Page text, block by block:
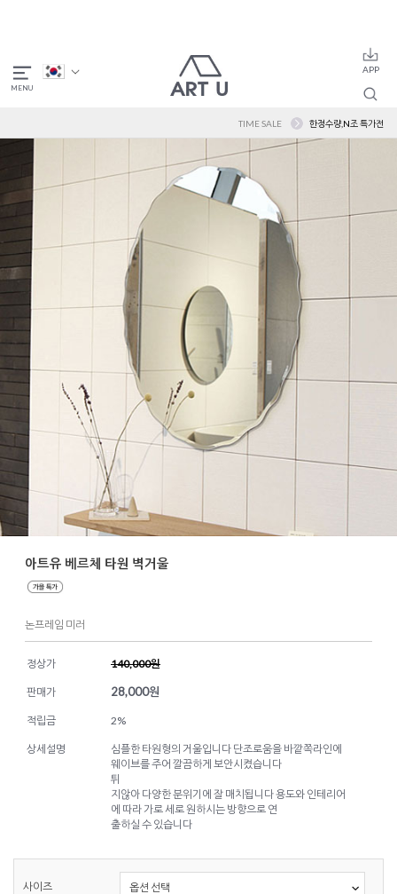
TIME SALE 한정수량,N조 특가전
아트유 베르체 타원 벽거울
논프레임 미러
정상가 140,000원
판매가 28,000원
적립금 2%
상세설명
심플한 타원형의 거울입니다 단조로움을 바깥쪽라인에
웨이브를 주어 깔끔하게 보안시켰습니다
튀
지않아 다양한 분위기에 잘 매치됩니다 용도와 인테리어
에 따라 가로 세로 원하시는 방향으로 연
출하실 수 있습니다
사이즈